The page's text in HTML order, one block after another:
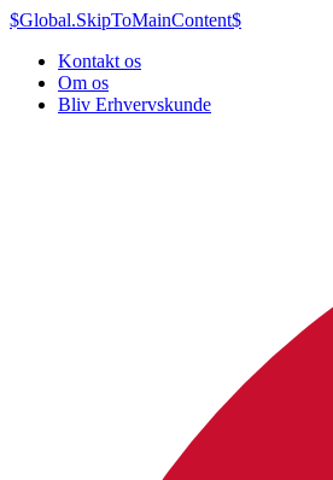
$Global.SkipToMainContent$
Kontakt os
Om os
Bliv Erhvervskunde